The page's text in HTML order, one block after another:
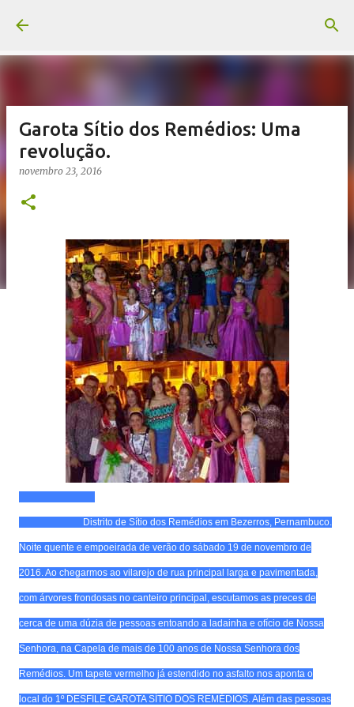
Garota Sítio dos Remédios: Uma
revolução.
novembro 23, 2016
Distrito de Sítio dos Remédios em Bezerros, Pernambuco.
Noite quente e empoeirada de verão do sábado 19 de novembro de
2016. Ao chegarmos ao vilarejo de rua principal larga e pavimentada,
com árvores frondosas no canteiro principal, escutamos as preces de
cerca de uma dúzia de pessoas entoando a ladainha e ofício de Nossa
Senhora, na Capela de mais de 100 anos de Nossa Senhora dos
Remédios. Um tapete vermelho já estendido no asfalto nos aponta o
local do 1º DESFILE GAROTA SÍTIO DOS REMÉDIOS. Além das pessoas